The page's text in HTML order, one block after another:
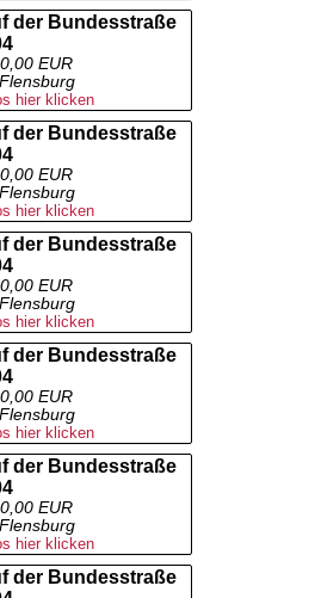
der Bundesstraße
EUR
hier klicken
der Bundesstraße
EUR
hier klicken
der Bundesstraße
EUR
hier klicken
der Bundesstraße
EUR
hier klicken
der Bundesstraße
EUR
hier klicken
der Bundesstraße